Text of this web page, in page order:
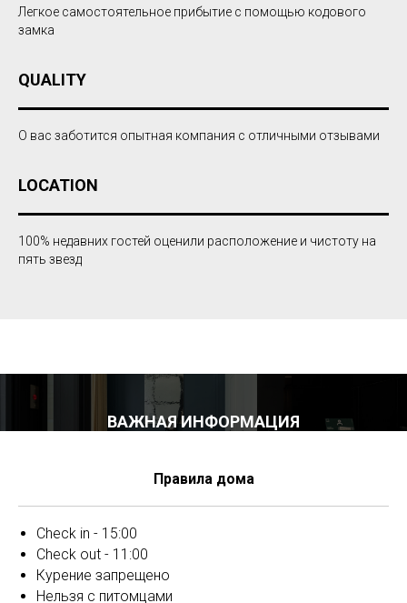
Легкое самостоятельное прибытие с помощью кодового
замка
QUALITY
О вас заботится опытная компания с отличными отзывами
LOCATION
100% недавних гостей оценили расположение и чистоту на
пять звезд
ВАЖНАЯ ИНФОРМАЦИЯ
Правила дома
Check in - 15:00
Check out - 11:00
Курение запрещено
Нельзя с питомцами